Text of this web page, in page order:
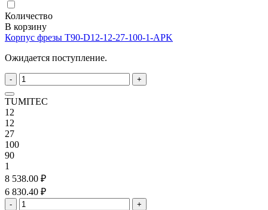
Количество
В корзину
Корпус фрезы T90-D12-12-27-100-1-APK
Ожидается поступление.
- +
TUMITEC
12
12
27
100
90
1
8 538.00 ₽
6 830.40 ₽
- +